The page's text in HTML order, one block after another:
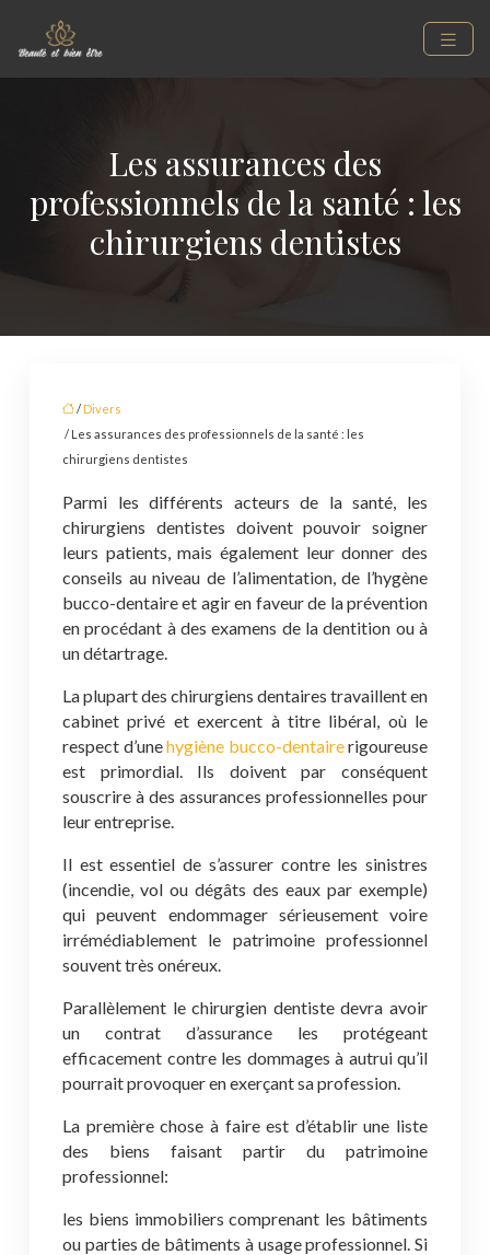
Les assurances des
professionnels de la santé : les
chirurgiens dentistes
/ Divers
/ Les assurances des professionnels de la santé : les
chirurgiens dentistes
Parmi les différents acteurs de la santé, les
chirurgiens dentistes doivent pouvoir soigner
leurs patients, mais également leur donner des
conseils au niveau de l’alimentation, de l’hygène
bucco-dentaire et agir en faveur de la prévention
en procédant à des examens de la dentition ou à
un détartrage.
La plupart des chirurgiens dentaires travaillent en
cabinet privé et exercent à titre libéral, où le
respect d’unehygiène bucco-dentairerigoureuse
est primordial. Ils doivent par conséquent
souscrire à des assurances professionnelles pour
leur entreprise.
Il est essentiel de s’assurer contre les sinistres
(incendie, vol ou dégâts des eaux par exemple)
qui peuvent endommager sérieusement voire
irrémédiablement le patrimoine professionnel
souvent très onéreux.
Parallèlement le chirurgien dentiste devra avoir
un contrat d’assurance les protégeant
efficacement contre les dommages à autrui qu’il
pourrait provoquer en exerçant sa profession.
La première chose à faire est d’établir une liste
des biens faisant partir du patrimoine
professionnel:
les biens immobiliers comprenant les bâtiments
ou parties de bâtiments à usage professionnel. Si